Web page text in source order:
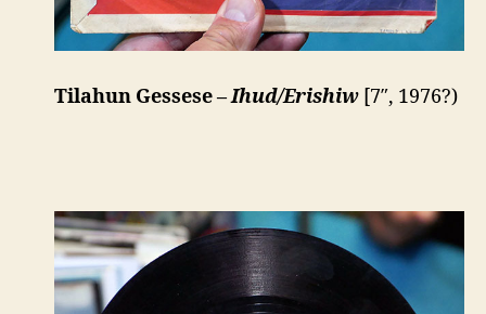
Tilahun Gessese –Ihud/Erishiw [7″, 1976?)